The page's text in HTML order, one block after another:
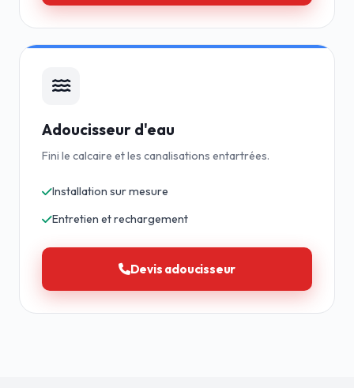
Adoucisseur d'eau
Fini le calcaire et les canalisations entartrées.
Installation sur mesure
Entretien et rechargement
Devis adoucisseur